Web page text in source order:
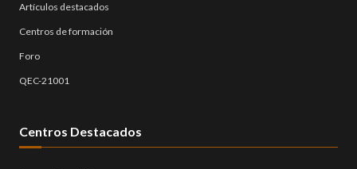
Artículos destacados
Centros de formación
Foro
QEC-21001
Centros Destacados